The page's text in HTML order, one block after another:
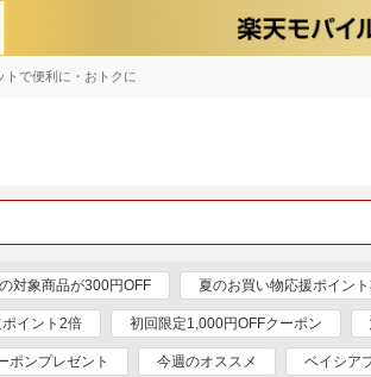
トで便利に・おトクに
対象商品が300円OFF 夏のお買い物応援ポイン
ポイント2倍 初回限定1,000円OFFクーポン
ポンプレゼント 今週のオススメ ベイシア